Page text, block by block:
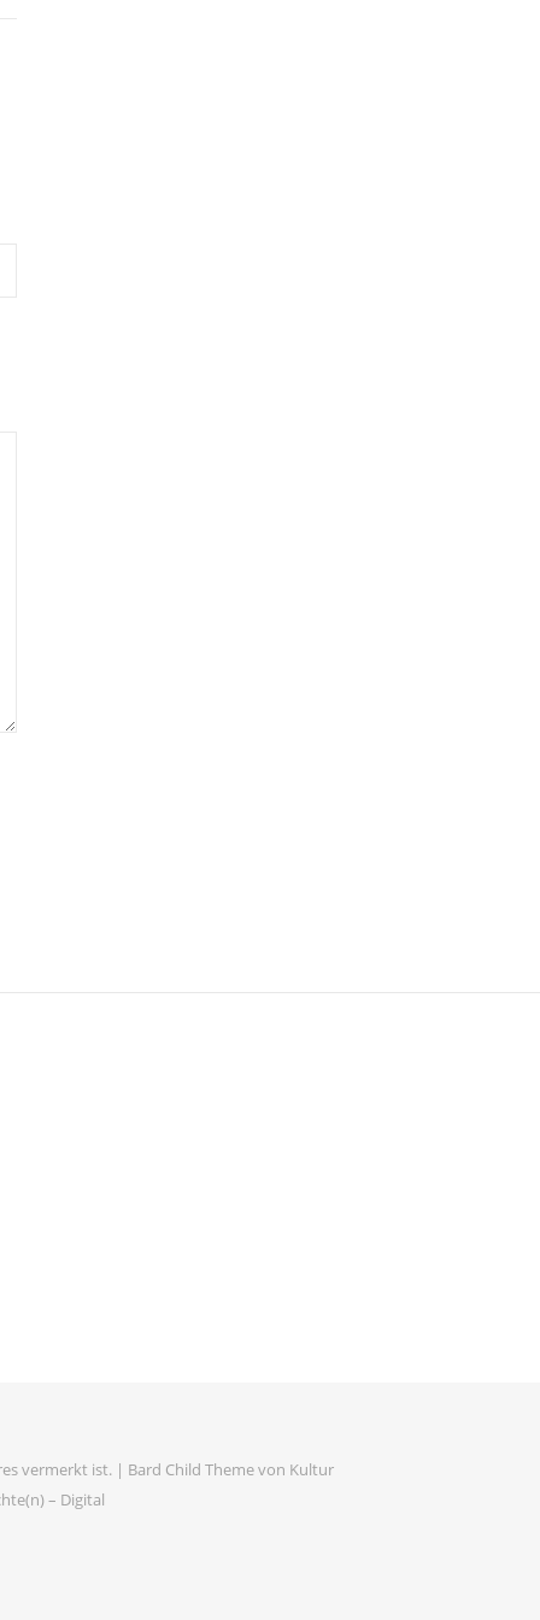
vermerkt ist. | Bard Child Theme von Kultur
– Digital